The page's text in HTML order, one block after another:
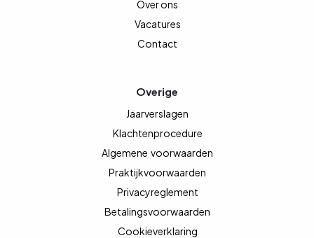
Over ons
Vacatures
Contact
Overige
Jaarverslagen
Klachtenprocedure
Algemene voorwaarden
Praktijkvoorwaarden
Privacyreglement
Betalingsvoorwaarden
Cookieverklaring